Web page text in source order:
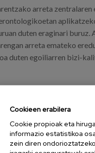
arreta zentralaren
duten eraginari buruz.
arreta emateko
duten egoiliarren bizi-
Cookieen erabilera
Cookie propioak eta
informazio estatistikoa
zein diren